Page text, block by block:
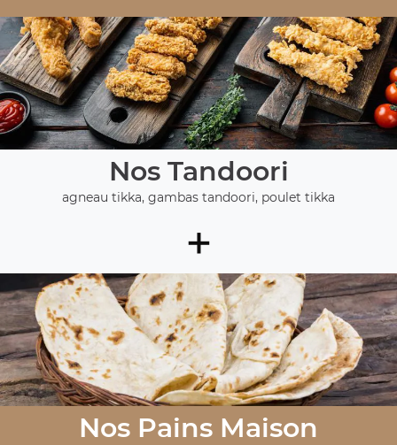
Nos Tandoori
agneau tikka, gambas tandoori, poulet tikka
+
Nos Pains Maison